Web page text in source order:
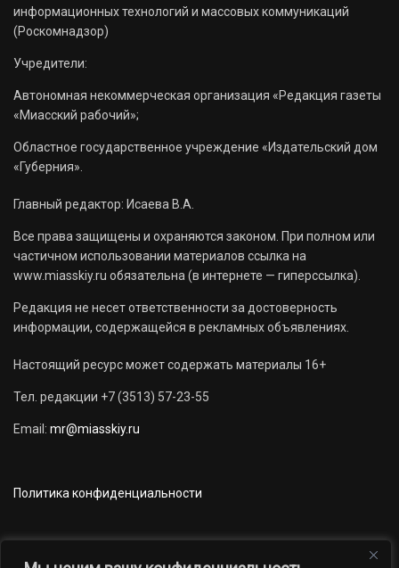
информационных технологий и массовых коммуникаций
(Роскомнадзор)
Учредители:
Автономная некоммерческая организация «Редакция газеты
«Миасский рабочий»;
Областное государственное учреждение «Издательский дом
«Губерния».
Главный редактор: Исаева В.А.
Все права защищены и охраняются законом. При полном или
частичном использовании материалов ссылка на
www.miasskiy.ru обязательна (в интернете — гиперссылка).
Редакция не несет ответственности за достоверность
информации, содержащейся в рекламных объявлениях.
Настоящий ресурс может содержать материалы 16+
Тел. редакции +7 (3513) 57-23-55
Email: mr@miasskiy.ru
Политика конфиденциальности